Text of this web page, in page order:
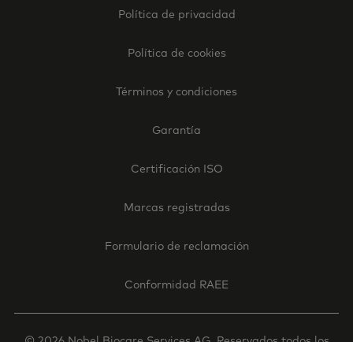
Política de privacidad
Política de cookies
Términos y condiciones
Garantía
Certificación ISO
Marcas registradas
Formulario de reclamación
Conformidad RAEE